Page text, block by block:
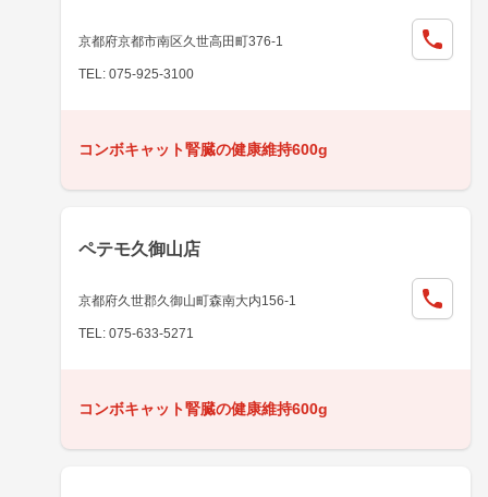
京都府京都市南区久世高田町376-1
TEL: 075-925-3100
コンボキャット腎臓の健康維持600g
ペテモ久御山店
京都府久世郡久御山町森南大内156-1
TEL: 075-633-5271
コンボキャット腎臓の健康維持600g